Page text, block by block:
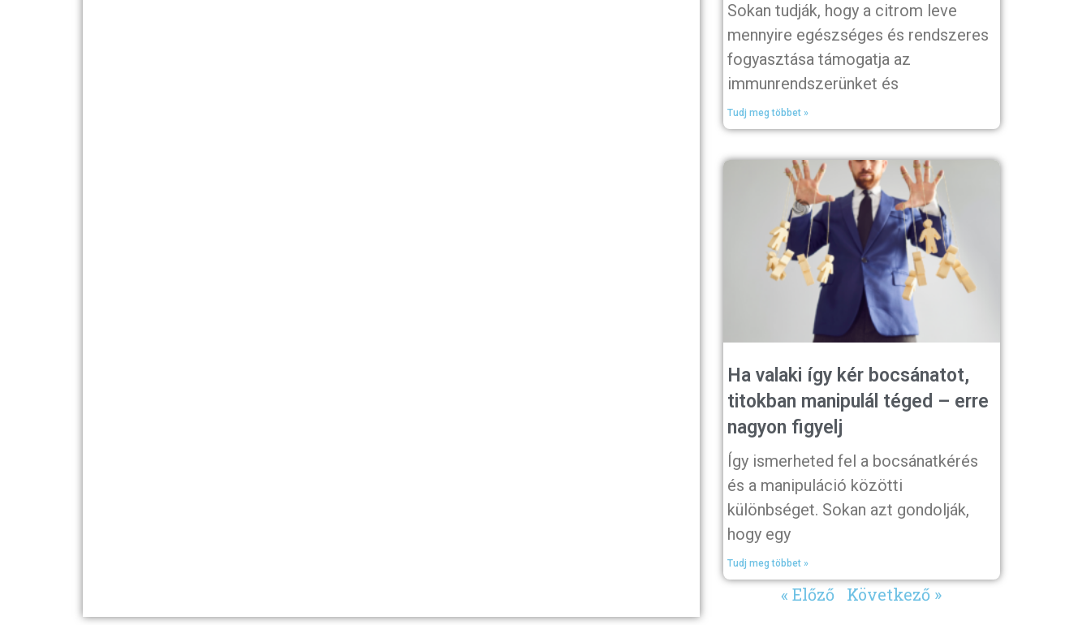
Sokan tudják, hogy a citrom leve
mennyire egészséges és rendszeres
fogyasztása támogatja az
immunrendszerünket és
Tudj meg többet »
Ha valaki így kér bocsánatot,
titokban manipulál téged – erre
nagyon figyelj
Így ismerheted fel a bocsánatkérés
és a manipuláció közötti
különbséget. Sokan azt gondolják,
hogy egy
Tudj meg többet »
« Előző Következő »